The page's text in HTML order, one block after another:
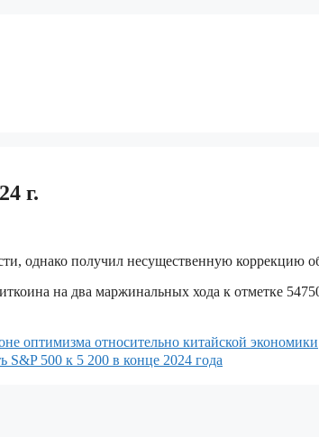
г.
однако получил несущественную коррекцию
на два маржинальных хода к отметке
оптимизма относительно китайской экономики
S&P 500 к 5 200 в конце 2024 года